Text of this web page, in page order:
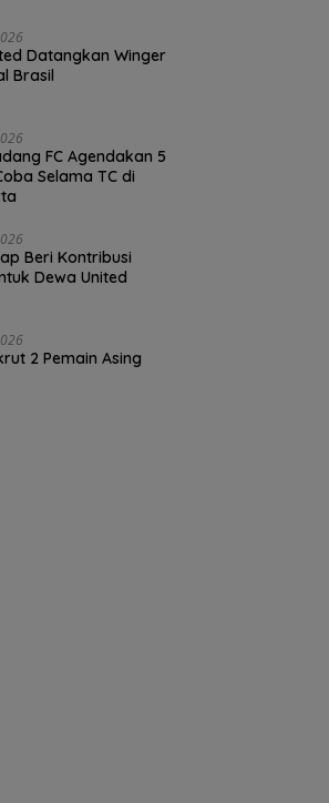
Datangkan Winger
Brasil
FC Agendakan 5
Selama TC di
Beri Kontribusi
Dewa United
2 Pemain Asing